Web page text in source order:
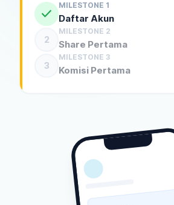
check MILESTONE 1
Daftar Akun
2
MILESTONE 2
Share Pertama
3
MILESTONE 3
Komisi Pertama